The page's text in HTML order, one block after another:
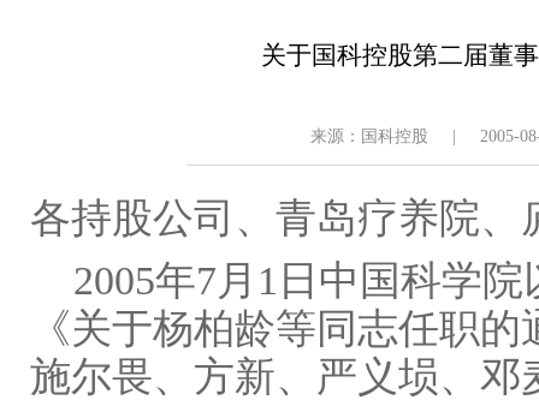
关于国科控股第二届董
来源：国科控股 2005-
各持股公司、青岛疗养院
2005年7月1日中国科学院
《关于杨柏龄等同志任职
施尔畏、方新、严义埙、